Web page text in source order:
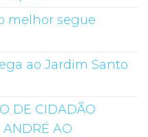
melhor segue
ao Jardim Santo
DE CIDADÃO
ANDRÉ AO